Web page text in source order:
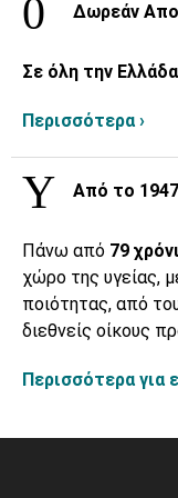
Δωρεάν
Σε όλη την
Περισσότερα ›
Από το 1947
Πάνω από 79
χώρο της υγείας,
ποιότητας, από
διεθνείς οίκους
Περισσότερα για